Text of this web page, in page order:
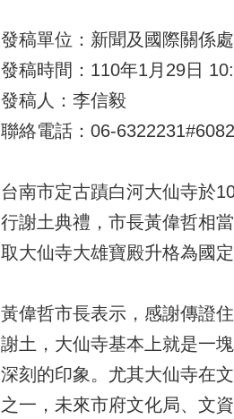
發稿單位：新聞及國際關係處
發稿時間：110年1月29日
發稿人：李信毅
聯絡電話：06-6322231#6082
台南市定古蹟白河大仙寺於
行謝土典禮，市長黃偉哲相
取大仙寺大雄寶殿升格為國
黃偉哲市長表示，感謝傳證
謝土，大仙寺基本上就是一
深刻的印象。尤其大仙寺在
之一，未來市府文化局、文